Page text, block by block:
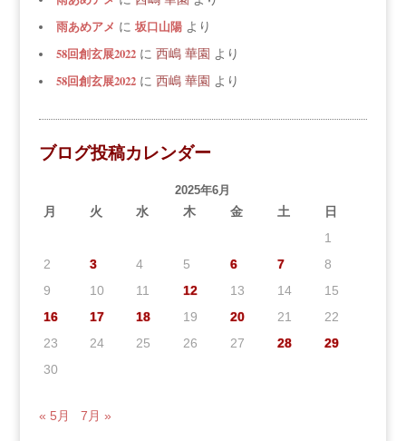
雨あめアメ に 坂口山陽より
58回創玄展2022に 西嶋 華園 より
58回創玄展2022に 西嶋 華園 より
ブログ投稿カレンダー
2025年6月
月 火 水 木 金 土
日
1
2
3 4 5 6 7
8
9
10 11 12 13 14
15
16
17 18 19 20 21
22
23
24 25 26 27 28
29
30
« 5月 7月 »